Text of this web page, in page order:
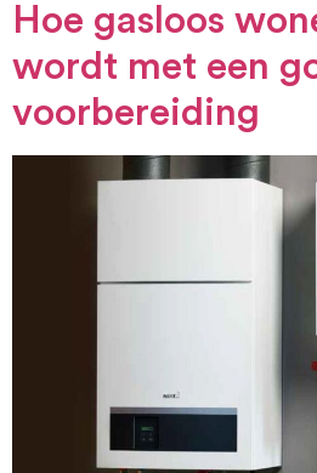
Hoe gasloos
wordt met een
voorbereiding